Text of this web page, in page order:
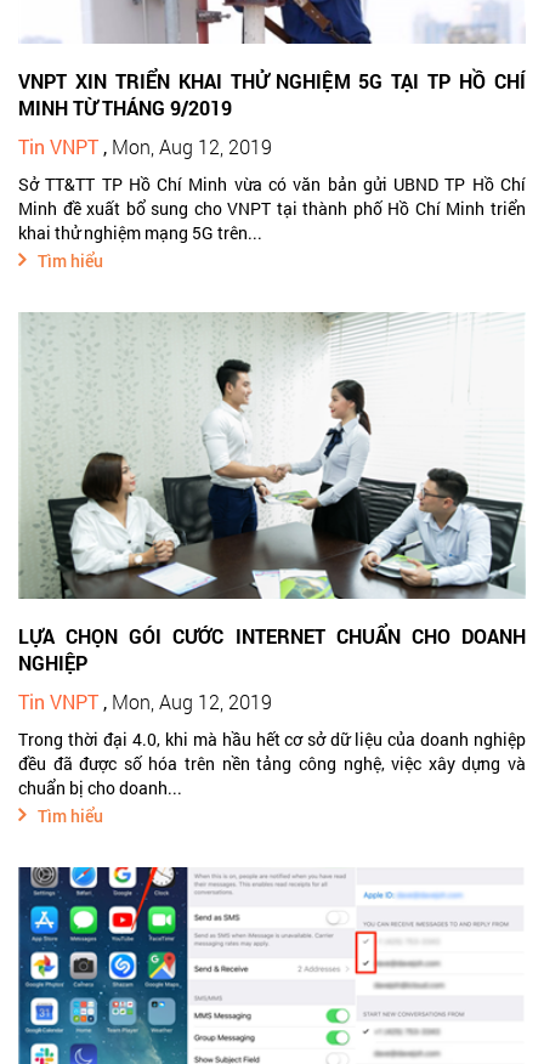
VNPT XIN TRIỂN KHAI THỬ NGHIỆM 5G TẠI TP HỒ CHÍ
MINH TỪ THÁNG 9/2019
Tin VNPT, Mon, Aug 12, 2019
Sở TT&TT TP Hồ Chí Minh vừa có văn bản gửi UBND TP Hồ Chí
Minh đề xuất bổ sung cho VNPT tại thành phố Hồ Chí Minh triển
khai thử nghiệm mạng 5G trên...
Tìm hiểu
LỰA CHỌN GÓI CƯỚC INTERNET CHUẨN CHO DOANH
NGHIỆP
Tin VNPT , Mon, Aug 12, 2019
Trong thời đại 4.0, khi mà hầu hết cơ sở dữ liệu của doanh nghiệp
đều đã được số hóa trên nền tảng công nghệ, việc xây dựng và
chuẩn bị cho doanh...
Tìm hiểu